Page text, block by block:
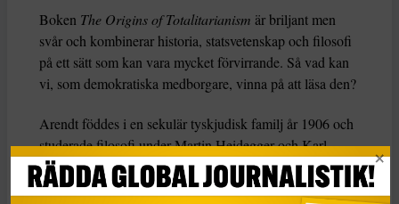
Boken The Origins of Totalitarianism är briljant men
svår och kombinerar historia, statsvetenskap och filosofi
på ett sätt som kan vara mycket förvirrande. Så vad kan
vi, som demokratiska medborgare, vinna på att läsa den?
Arendt föddes i en sekulär tyskjudisk familj år 1906 och
studerade filosofi under Martin Heidegger och Karl
Jaspers innan hon övergick till sionistisk aktivism i Berlin
i början av 1930-talet. Efter en kontakt med gestapo